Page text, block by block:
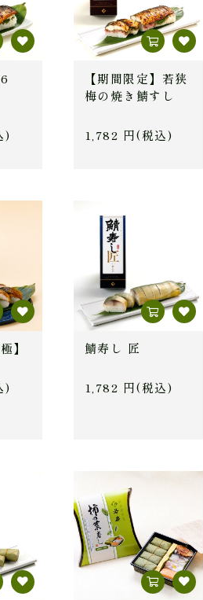
)
【期間限定】若狭
梅の焼き鯖すし
1,782 円(税込)
】
)
鯖寿し 匠
1,782 円(税込)